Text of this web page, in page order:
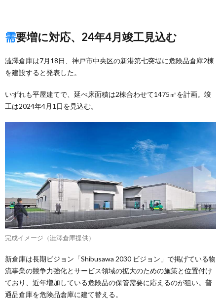
需要増に対応、24年4月竣工見込む
澁澤倉庫は7月18日、神戸市中央区の新港第七突堤に危険品倉庫2棟
を建設すると発表した。
いずれも平屋建てで、延べ床面積は2棟合わせて1475㎡を計画。竣
工は2024年4月1日を見込む。
完成イメージ（澁澤倉庫提供）
新倉庫は長期ビジョン「Shibusawa 2030 ビジョン」で掲げている物
流事業の競争力強化とサービス領域の拡大のための施策と位置付け
ており、近年増加している危険品の保管需要に応えるのが狙い。普
通品倉庫を危険品倉庫に建て替える。